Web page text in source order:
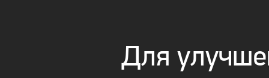
Для